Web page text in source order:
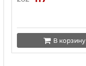
В корзину